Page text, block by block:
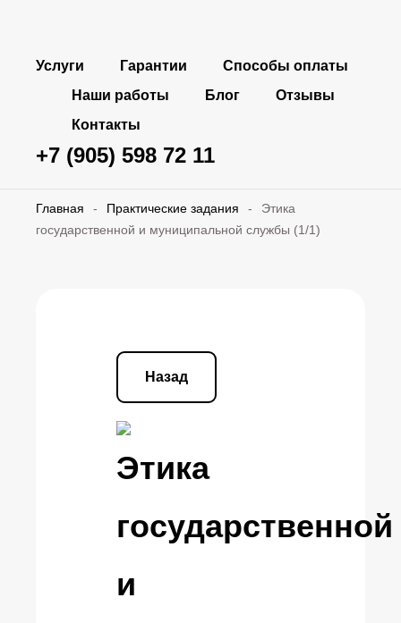
Услуги Гарантии
Способы оплаты
Наши работы
Блог
Отзывы
Контакты
+7 (905) 598 72 11
Главная - Практические задания -
Этика
государственной и муниципальной службы (1/1)
Назад
Этика
государственной
и